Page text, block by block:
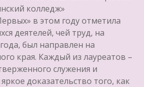
колледж»
в этом году отметила
деятелей, чей труд, на
был направлен на
края. Каждый из лауреатов –
служения и
доказательство того, как